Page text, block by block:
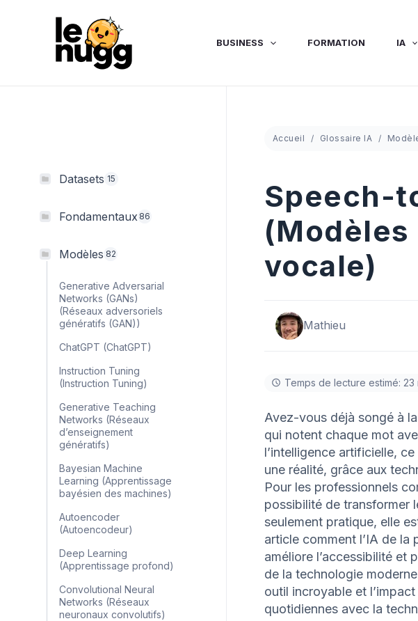
BUSINESS FORMATION IA
Datasets 15
Fondamentaux 86
Modèles 82
Generative Adversarial
Networks (GANs)
(Réseaux adversoriels
génératifs (GAN))
ChatGPT (ChatGPT)
Instruction Tuning
(Instruction Tuning)
Generative Teaching
Networks (Réseaux
d’enseignement
génératifs)
Bayesian Machine
Learning (Apprentissage
bayésien des machines)
Autoencoder
(Autoencodeur)
Deep Learning
(Apprentissage profond)
Convolutional Neural
Networks (Réseaux
neuronaux convolutifs)
Accueil Glossaire IA
Speech-
vocale)
Mathieu
Temps de lecture estimé:
Avez-vous déjà songé à
qui notent chaque mot
l’intelligence artificielle,
une réalité, grâce aux
Pour les professionnels
possibilité de transformer
seulement pratique, elle
article comment l’IA de
améliore l’accessibilité et
de la technologie
outil incroyable et
quotidiennes avec la